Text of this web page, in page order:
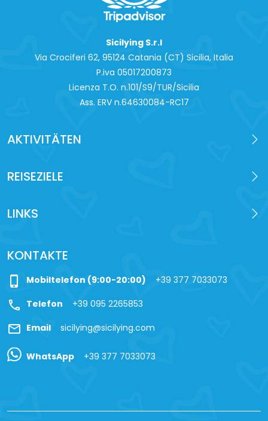
Sicilying S.r.l
Via Crociferi 62, 95124 Catania (CT) Sicilia, Italia
P.iva 0‍5017200873
Licenza T.O. n.101/S9/TUR/Sicilia
Ass. ERV n.64630084-RC17
AKTIVITÄTEN
REISEZIELE
LINKS
KONTAKTE
phone_iphone Mobiltelefon (9:00-20:00) +39 377 7033073
call Telefon +39 095 2265853
mail Email sicilying@sicilying.com
WhatsApp +39 377 7033073